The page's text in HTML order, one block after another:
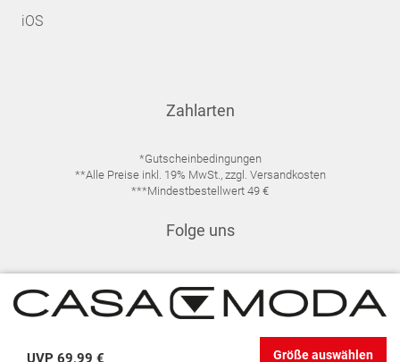
UVP 69,99 € Größe auswählen
iOS
Zahlarten
*Gutscheinbedingungen
**Alle Preise inkl. 19% MwSt., zzgl. Versandkosten
***Mindestbestellwert 49 €
Folge uns